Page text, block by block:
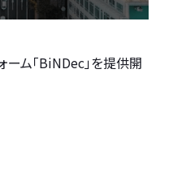
ーム「BiNDec」を提供開